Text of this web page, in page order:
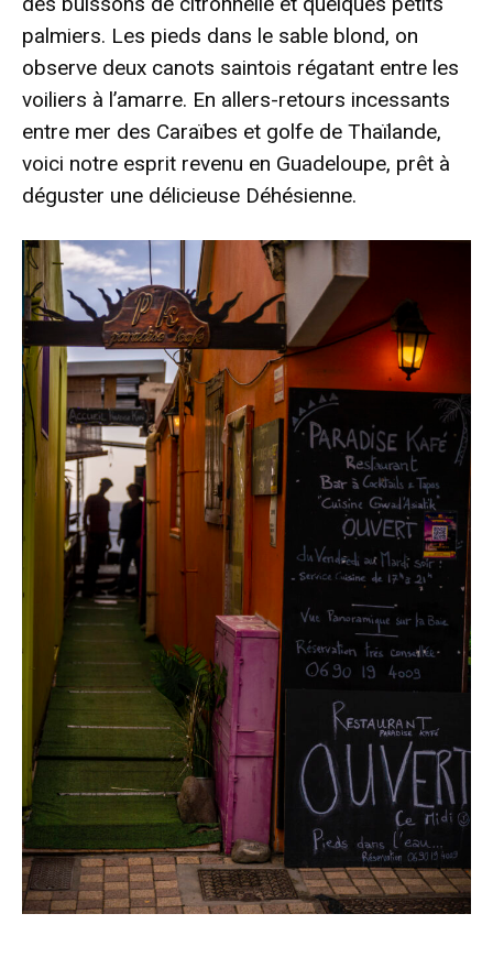
palmiers. Les pieds dans le sable blond, on
observe deux canots saintois régatant entre les
voiliers à l’amarre. En allers-retours incessants
entre mer des Caraïbes et golfe de Thaïlande,
voici notre esprit revenu en Guadeloupe, prêt à
déguster une délicieuse Déhésienne.